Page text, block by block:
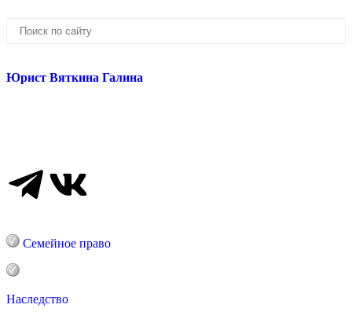
Юрист Вяткина Галина
Семейное право
Наследство